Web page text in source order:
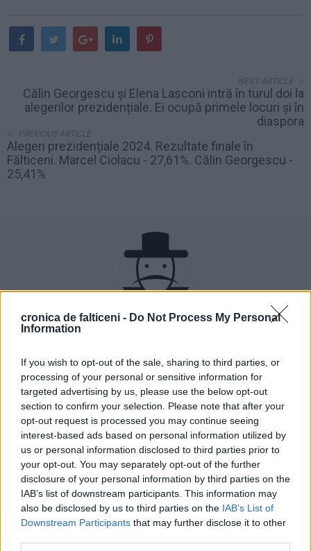
cronica de falticeni - Do Not Process My Personal
Information
If you wish to opt-out of the sale, sharing to third parties, or
processing of your personal or sensitive information for
targeted advertising by us, please use the below opt-out
section to confirm your selection. Please note that after your
opt-out request is processed you may continue seeing
interest-based ads based on personal information utilized by
us or personal information disclosed to third parties prior to
your opt-out. You may separately opt-out of the further
disclosure of your personal information by third parties on the
IAB’s list of downstream participants. This information may
also be disclosed by us to third parties on the IAB’s List of
Downstream Participants that may further disclose it to other
NEXT ARTICLE
Călin Georgescu și Elena Lasconi intră în turul doi la
alegerilor prezidențiale. Ei ocupă primele locuri și în
diaspora
PREVIOUS ARTICLE
Alegeri prezidențiale 2024. Rezultate finale în
Fălticeni. Marcel Ciolacu - 27,61%. Călin Georgescu -
25,41%
Rudy Hödl
ȘTIRI
06.08.2026
ACTUALITATE
03.08.2026